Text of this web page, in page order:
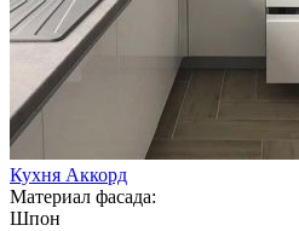
Кухня Аккорд
Материал фасада:
Шпон